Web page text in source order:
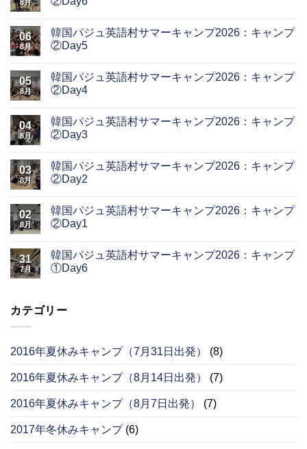
8月
06
8月
韓国パジュ英語村サマーキャンプ2026：キャンプ
②Day5
05
8月
韓国パジュ英語村サマーキャンプ2026：キャンプ
②Day4
04
8月
韓国パジュ英語村サマーキャンプ2026：キャンプ
②Day3
03
8月
韓国パジュ英語村サマーキャンプ2026：キャンプ
②Day2
02
8月
韓国パジュ英語村サマーキャンプ2026：キャンプ
②Day1
31
7月
韓国パジュ英語村サマーキャンプ2026：キャンプ
①Day6
カテゴリー
2016年夏休みキャンプ（7月31日出発） (8)
2016年夏休みキャンプ（8月14日出発） (7)
2016年夏休みキャンプ（8月7日出発） (7)
2017年冬休みキャンプ(6)